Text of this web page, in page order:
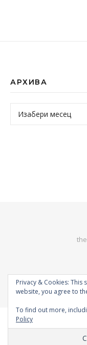
АРХИВА
Архива
Privacy & Cookies: This
website, you agree to
To find out more,
Policy